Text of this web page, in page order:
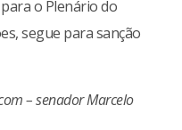
o Plenário do
segue para sanção
– senador Marcelo